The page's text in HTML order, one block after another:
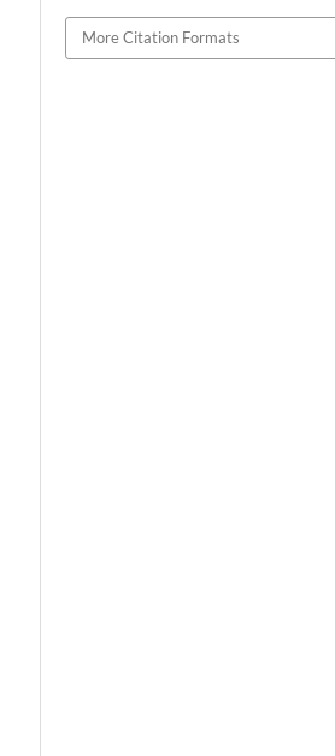
More Citation Formats